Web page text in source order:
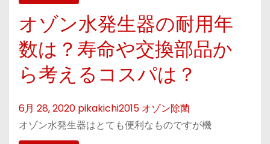
オゾン水発生器の耐用年
数は？寿命や交換部品か
ら考えるコスパは？
6月 28, 2020 pikakichi2015 オゾン除菌
オゾン水発生器はとても便利なものですが機